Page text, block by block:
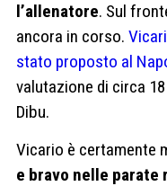
l’allenatore. Sul
ancora in corso.
stato proposto al
valutazione di circa
Dibu.
Vicario è certamente
e bravo nelle parate